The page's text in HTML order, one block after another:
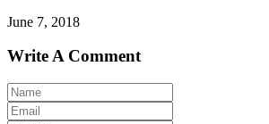
June 7, 2018
Write A Comment